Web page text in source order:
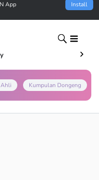
App Install
Ahli Kumpulan Dongeng